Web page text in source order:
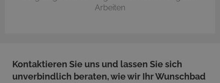
Arbeiten
Kontaktieren Sie uns und lassen Sie sich
unverbindlich beraten, wie wir Ihr Wunschbad